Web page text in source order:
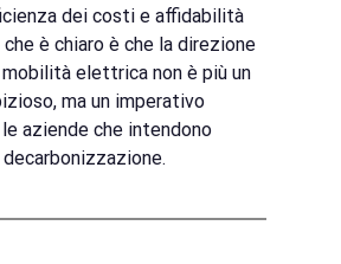
dei costi e affidabilità
è chiaro è che la direzione
elettrica non è più un
ma un imperativo
aziende che intendono